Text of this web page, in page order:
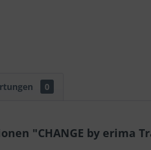
0
"CHANGE by erima